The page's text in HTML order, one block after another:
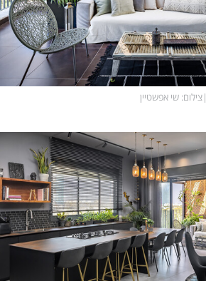
mako
דרושים חדשות 12
duns 100
din.co.il
MED12
המטולוגיה
ועידות קשת 12
לאנג אמבישן
להיאבק בסרטן
|צילום: שי אפשטיין